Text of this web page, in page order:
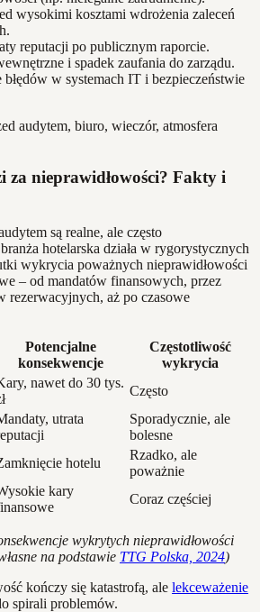
wysokimi kosztami wdrożenia zaleceń
reputacji po publicznym raporcie.
i spadek zaufania do zarządu.
w systemach IT i bezpieczeństwie
za nieprawidłowości? Fakty i
są realne, ale często
hotelarska działa w rygorystycznych
wykrycia poważnych nieprawidłowości
– od mandatów finansowych, przez
rezerwacyjnych, aż po czasowe
Potencjalne
konsekwencje
Częstotliwość
wykrycia
nawet do 30 tys.
Często
utrata
Sporadycznie, ale
bolesne
hotelu
Rzadko, ale
poważnie
kary
Coraz częściej
wykrytych nieprawidłowości
na podstawie TTG Polska, 2024)
kończy się katastrofą, ale lekceważenie
spirali problemów.